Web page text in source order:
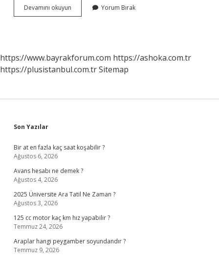
Devamını okuyun Ericsson
628
Yorum Bırak
https://www.bayrakforum.com https://ashoka.com.tr
https://plusistanbul.com.trSitemap
Sidebar
Son Yazılar
Bir at en fazla kaç saat koşabilir ?
Ağustos 6, 2026
Avans hesabı ne demek ?
Ağustos 4, 2026
2025 Üniversite Ara Tatil Ne Zaman ?
Ağustos 3, 2026
125 cc motor kaç km hız yapabilir ?
Temmuz 24, 2026
Araplar hangi peygamber soyundandır ?
Temmuz 9, 2026